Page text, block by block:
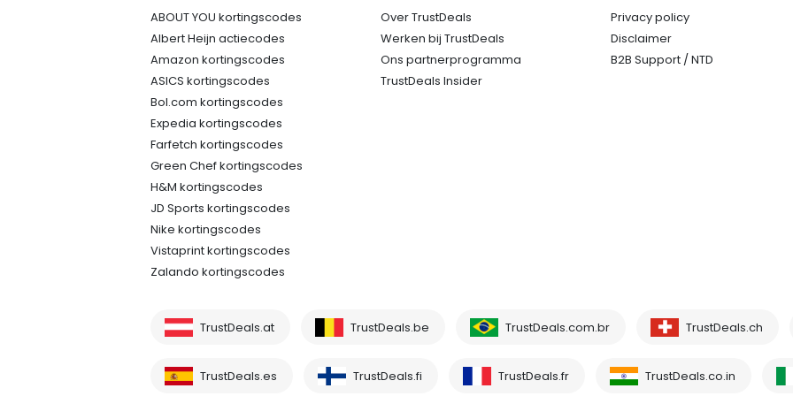
ABOUT YOU kortingscodes
Albert Heijn actiecodes
Amazon kortingscodes
ASICS kortingscodes
Bol.com kortingscodes
Expedia kortingscodes
Farfetch kortingscodes
Green Chef kortingscodes
H&M kortingscodes
JD Sports kortingscodes
Nike kortingscodes
Vistaprint kortingscodes
Zalando kortingscodes
Over TrustDeals
Werken bij TrustDeals
Ons partnerprogramma
TrustDeals Insider
Privacy policy
Disclaimer
B2B Support / NTD
TrustDeals.at TrustDeals.be TrustDeals.com.br TrustDeals.ch
TrustDeals.es TrustDeals.fi TrustDeals.fr TrustDeals.co.in